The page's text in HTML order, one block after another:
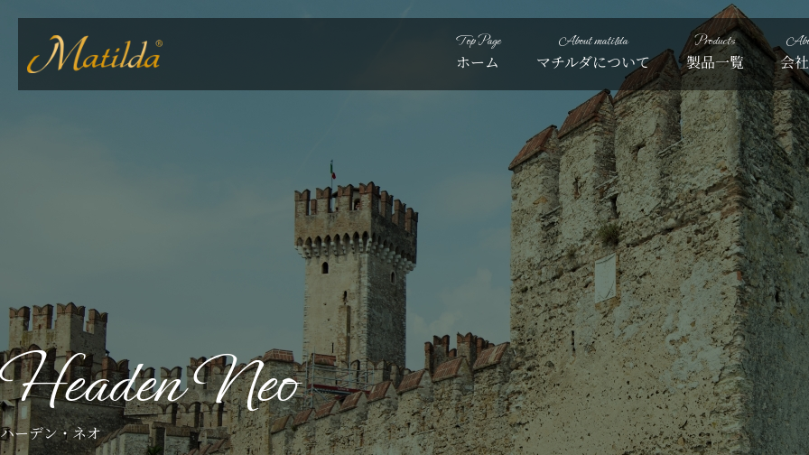
Top Page
ホーム
About matilda
マチルダについて
Products
製品一覧 会
Headen Neo
ハーデン・ネオ